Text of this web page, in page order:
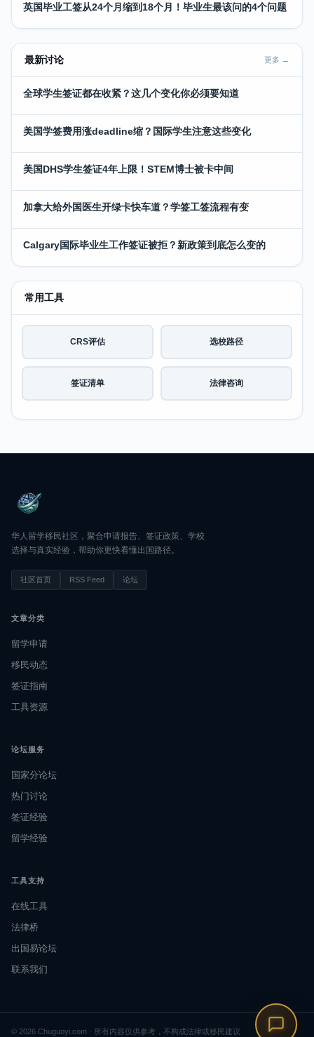
英国毕业工签从24个月缩到18个月！毕业生最该问的4个问题
最新讨论 更多 →
全球学生签证都在收紧？这几个变化你必须要知道
美国学签费用涨deadline缩？国际学生注意这些变化
美国DHS学生签证4年上限！STEM博士被卡中间
加拿大给外国医生开绿卡快车道？学签工签流程有变
Calgary国际毕业生工作签证被拒？新政策到底怎么变的
常用工具
CRS评估 选校路径
签证清单 法律咨询
华人留学移民社区，聚合申请报告、签证政策、学校
选择与真实经验，帮助你更快看懂出国路径。
社区首页 RSS Feed 论坛
文章分类
留学申请
移民动态
签证指南
工具资源
论坛服务
国家分论坛
热门讨论
签证经验
留学经验
工具支持
在线工具
法律桥
出国易论坛
联系我们
© 2026 Chuguoyi.com · 所有内容仅供参考，不构成法律或移民建议